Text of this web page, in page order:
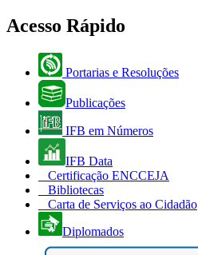
Acesso Rápido
Portarias e Resoluções
Publicações
IFB em Números
IFB Data
Certificação ENCCEJA
Bibliotecas
Carta de Serviços ao Cidadão
Diplomados